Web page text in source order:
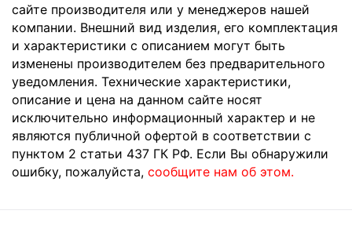
сайте производителя или у менеджеров нашей
компании. Внешний вид изделия, его комплектация
и характеристики с описанием могут быть
изменены производителем без предварительного
уведомления. Технические характеристики,
описание и цена на данном сайте носят
исключительно информационный характер и не
являются публичной офертой в соответствии с
пунктом 2 статьи 437 ГК РФ. Если Вы обнаружили
ошибку, пожалуйста, сообщите нам об этом.